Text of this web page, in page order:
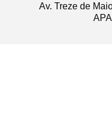
Av. Treze de